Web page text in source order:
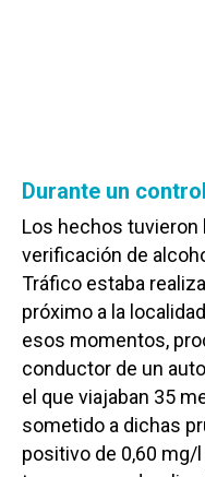
Durante un
Los hechos tuvieron
verificación de
Tráfico estaba
próximo a la
esos momentos,
conductor de un
el que viajaban 35
sometido a dichas
positivo de 0,60 mg/